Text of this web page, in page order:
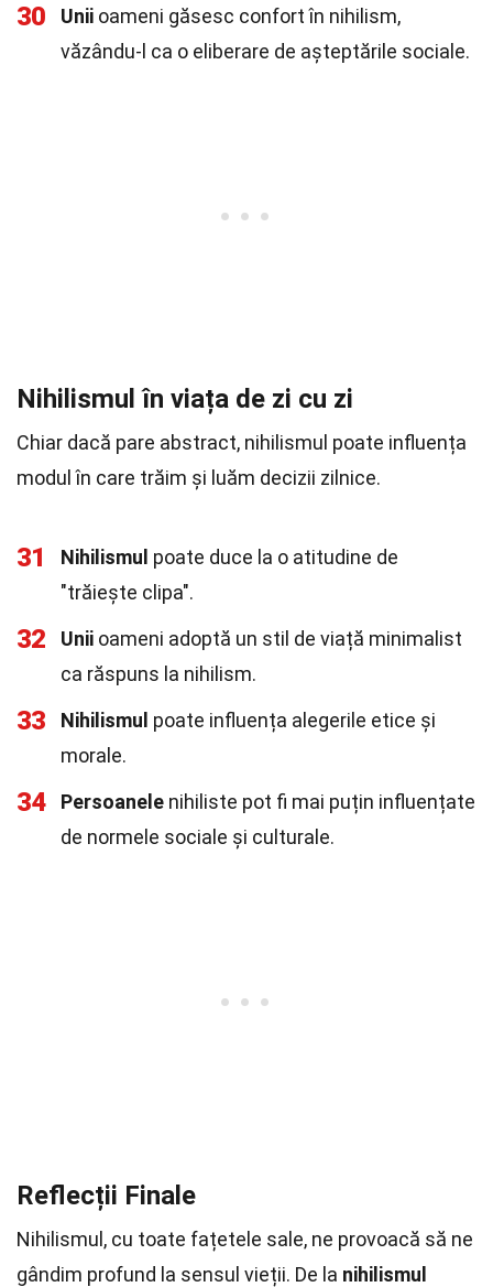
30 Unii oameni găsesc confort în nihilism,
văzându-l ca o eliberare de așteptările sociale.
Nihilismul în viața de zi cu zi
Chiar dacă pare abstract, nihilismul poate influența
modul în care trăim și luăm decizii zilnice.
31 Nihilismul poate duce la o atitudine de
"trăiește clipa".
32 Unii oameni adoptă un stil de viață minimalist
ca răspuns la nihilism.
33 Nihilismul poate influența alegerile etice și
morale.
34 Persoanele nihiliste pot fi mai puțin influențate
de normele sociale și culturale.
Reflecții Finale
Nihilismul, cu toate fațetele sale, ne provoacă să ne
gândim profund la sensul vieții. De la nihilismul